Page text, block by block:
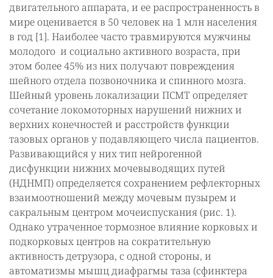
двигательного аппарата, и ее распространенность в
мире оценивается в 50 человек на 1 млн населения
в год [1]. Наиболее часто травмируются мужчины
молодого и социально активного возраста, при
этом более 45% из них получают повреждения
шейного отдела позвоночника и спинного мозга.
Шейный уровень локализации ПСМТ определяет
сочетание локомоторных нарушений нижних и
верхних конечностей и расстройств функции
тазовых органов у подавляющего числа пациентов.
Развивающийся у них тип нейрогенной
дисфункции нижних мочевыводящих путей
(НДНМП) определяется сохранением рефлекторных
взаимоотношений между мочевым пузырем и
сакральным центром мочеиспускания (рис. 1).
Однако утраченное тормозное влияние корковых и
подкорковых центров на сократительную
активность детрузора, с одной стороны, и
автоматизмы мышц диафрагмы таза (сфинктера